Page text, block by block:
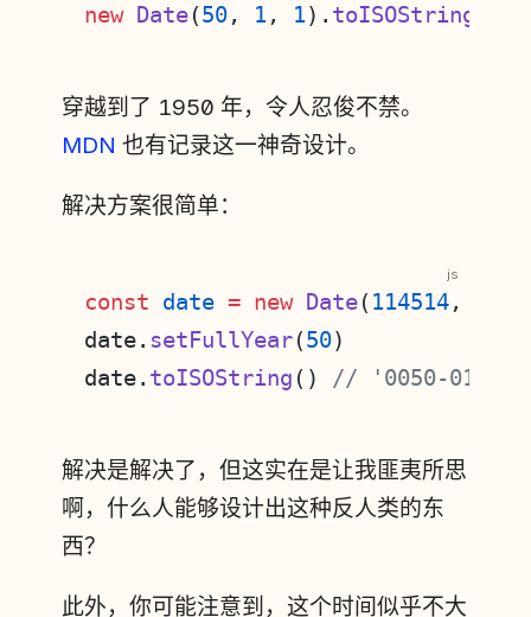
new Date(50, 1, 1). toISOString
穿越到了 1950 年，令人忍俊不禁。
MDN 也有记录这一神奇设计。
解决方案很简单：
js
const date = new Date( 114514,
date. setFullYear(50)
date. toISOString () // '0050-01-
解决是解决了，但这实在是让我匪夷所思
啊，什么人能够设计出这种反人类的东
西？
此外，你可能注意到，这个时间似乎不大